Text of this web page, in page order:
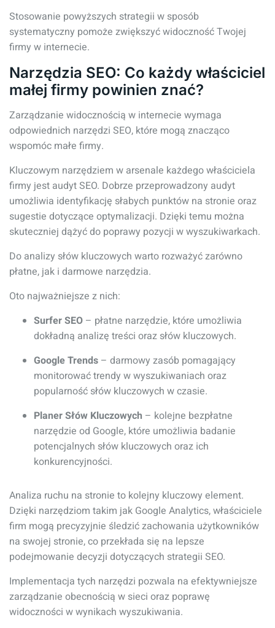
Stosowanie powyższych strategii w sposób
systematyczny pomoże zwiększyć widoczność Twojej
firmy w internecie.
Narzędzia SEO: Co każdy właściciel
małej firmy powinien znać?
Zarządzanie widocznością w internecie wymaga
odpowiednich narzędzi SEO, które mogą znacząco
wspomóc małe firmy.
Kluczowym narzędziem w arsenale każdego właściciela
firmy jest audyt SEO. Dobrze przeprowadzony audyt
umożliwia identyfikację słabych punktów na stronie oraz
sugestie dotyczące optymalizacji. Dzięki temu można
skuteczniej dążyć do poprawy pozycji w wyszukiwarkach.
Do analizy słów kluczowych warto rozważyć zarówno
płatne, jak i darmowe narzędzia.
Oto najważniejsze z nich:
Surfer SEO – płatne narzędzie, które umożliwia
dokładną analizę treści oraz słów kluczowych.
Google Trends – darmowy zasób pomagający
monitorować trendy w wyszukiwaniach oraz
popularność słów kluczowych w czasie.
Planer Słów Kluczowych – kolejne bezpłatne
narzędzie od Google, które umożliwia badanie
potencjalnych słów kluczowych oraz ich
konkurencyjności.
Analiza ruchu na stronie to kolejny kluczowy element.
Dzięki narzędziom takim jak Google Analytics, właściciele
firm mogą precyzyjnie śledzić zachowania użytkowników
na swojej stronie, co przekłada się na lepsze
podejmowanie decyzji dotyczących strategii SEO.
Implementacja tych narzędzi pozwala na efektywniejsze
zarządzanie obecnością w sieci oraz poprawę
widoczności w wynikach wyszukiwania.